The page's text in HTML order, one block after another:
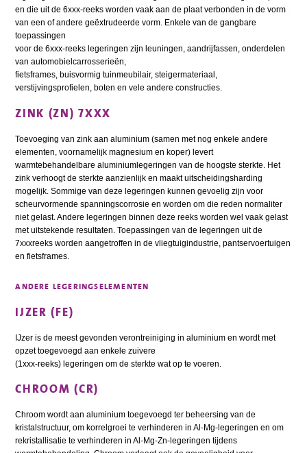
en die uit de 6xxx-reeks worden vaak aan de plaat verbonden in de vorm
van een of andere geëxtrudeerde vorm. Enkele van de gangbare
toepassingen
voor de 6xxx-reeks legeringen zijn leuningen, aandrijfassen, onderdelen
van automobielcarrosserieën,
fietsframes, buisvormig tuinmeubilair, steigermateriaal,
verstijvingsprofielen, boten en vele andere constructies.
ZINK (ZN) 7XXX
Toevoeging van zink aan aluminium (samen met nog enkele andere
elementen, voornamelijk magnesium en koper) levert
warmtebehandelbare aluminiumlegeringen van de hoogste sterkte. Het
zink verhoogt de sterkte aanzienlijk en maakt uitscheidingsharding
mogelijk. Sommige van deze legeringen kunnen gevoelig zijn voor
scheurvormende spanningscorrosie en worden om die reden normaliter
niet gelast. Andere legeringen binnen deze reeks worden wel vaak gelast
met uitstekende resultaten. Toepassingen van de legeringen uit de
7xxxreeks worden aangetroffen in de vliegtuigindustrie, pantservoertuigen
en fietsframes.
ANDERE LEGERINGSELEMENTEN
IJZER (FE)
IJzer is de meest gevonden verontreiniging in aluminium en wordt met
opzet toegevoegd aan enkele zuivere
(1xxx-reeks) legeringen om de sterkte wat op te voeren.
CHROOM (CR)
Chroom wordt aan aluminium toegevoegd ter beheersing van de
kristalstructuur, om korrelgroei te verhinderen in Al-Mg-legeringen en om
rekristallisatie te verhinderen in Al-Mg-Zn-legeringen tijdens